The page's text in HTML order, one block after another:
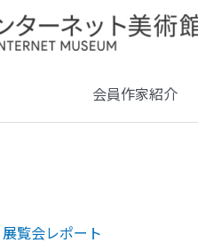
会員作家紹介
展覧会レポート